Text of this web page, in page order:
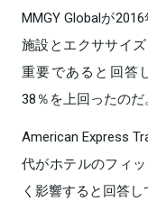
MMGY Globalが
施設とエクササイ
重要であると回答
38％を上回ったのだ。
American Express
代がホテルのフィ
く影響すると回答し